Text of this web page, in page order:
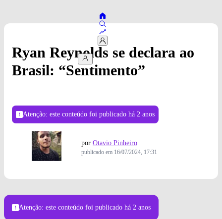
Ryan Reynolds se declara ao
Brasil: “Sentimento”
Atenção: este conteúdo foi publicado há 2 anos
por Otavio Pinheiro
publicado em 16/07/2024, 17:31
Créditos: The Walt Disney Company/Divulgação
Atenção: este conteúdo foi publicado há 2 anos